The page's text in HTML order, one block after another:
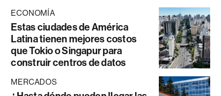
ECONOMÍA
Estas ciudades de América
Latina tienen mejores costos
que Tokio o Singapur para
construir centros de datos
MERCADOS